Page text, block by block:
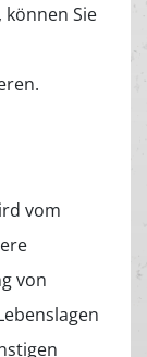
können Sie
vom
von